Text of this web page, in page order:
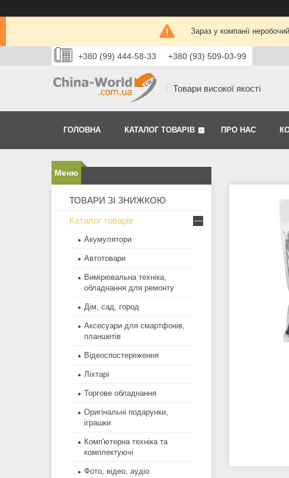
Зараз у компанії
+380 (99) 444-58-33 +380 (93) 509-03-99
Товари високої якості
ГОЛОВНА КАТАЛОГ ТОВАРІВ ПРО НАС
ТОВАРИ ЗІ ЗНИЖКОЮ
Каталог товарів
Акумулятори
Автотовари
Вимірювальна техніка,
обладнання для ремонту
Дім, сад, город
Аксесуари для смартфонів,
планшетів
Відеоспостереження
Ліхтарі
Торгове обладнання
Оригінальні подарунки,
іграшки
Комп'ютерна техніка та
комплектуючі
Фото, відео, аудіо